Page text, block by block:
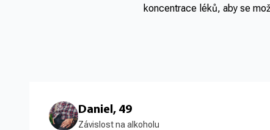
koncentrace léků, aby se
Daniel, 49
Závislost na alkoholu